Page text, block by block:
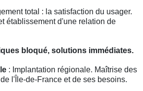
total : la satisfaction du usager.
établissement d'une relation de
bloqué, solutions immédiates.
: Implantation régionale. Maîtrise des
l'Île-de-France et de ses besoins.